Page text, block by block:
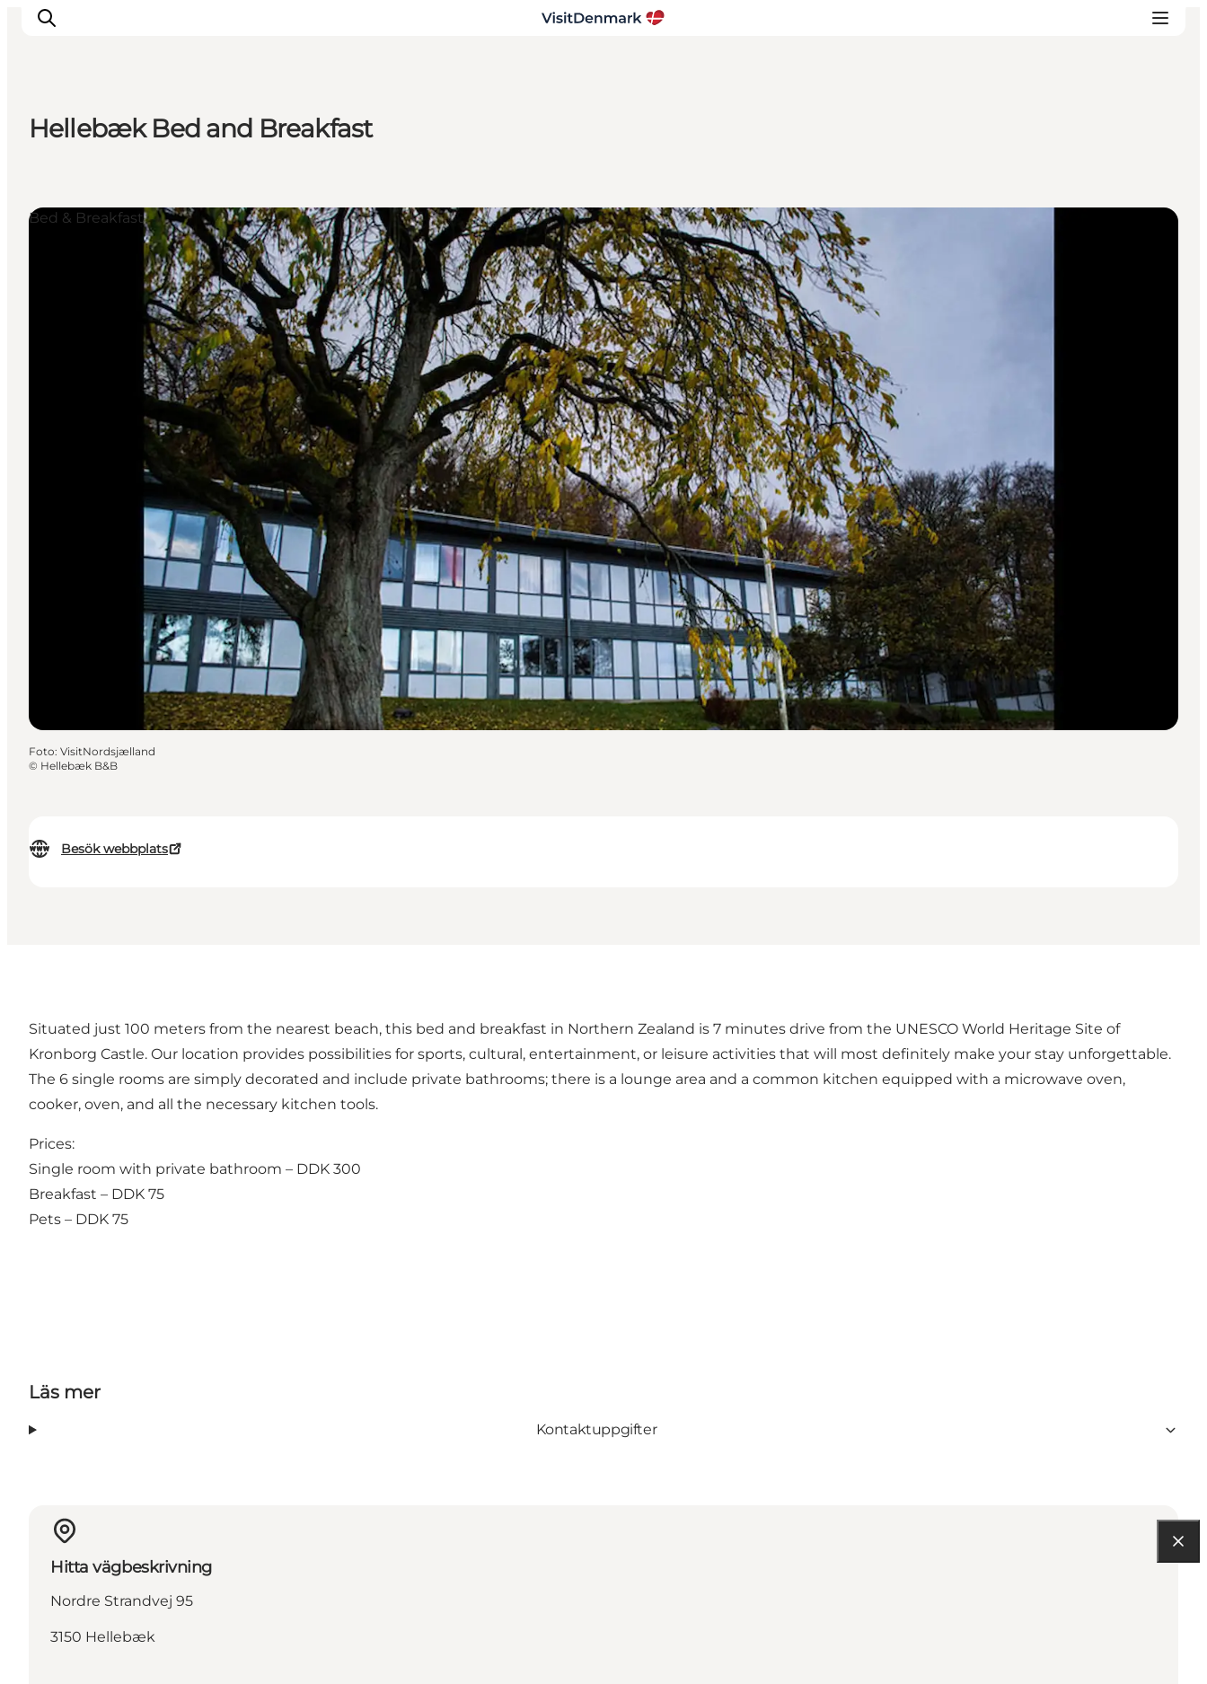
Aktiviteter
Övernatta
Planera resan
Hellebæk Bed and Breakfast
Besök webbplats
Bed & Breakfast
Foto: VisitNordsjælland
© Hellebæk B&B
Situated just 100 meters from the nearest beach, this bed and breakfast in Northern Zealand is 7 minutes drive from the UNESCO World Heritage Site of
Kronborg Castle. Our location provides possibilities for sports, cultural, entertainment, or leisure activities that will most definitely make your stay unforgettable.
The 6 single rooms are simply decorated and include private bathrooms; there is a lounge area and a common kitchen equipped with a microwave oven,
cooker, oven, and all the necessary kitchen tools.
Prices:
Single room with private bathroom – DDK 300
Breakfast – DDK 75
Pets – DDK 75
Läs mer
Kontaktuppgifter
Hitta vägbeskrivning
Nordre Strandvej 95
3150 Hellebæk